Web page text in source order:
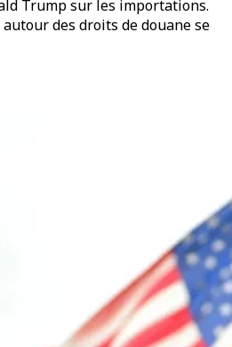
Trump sur les importations.
des droits de douane se